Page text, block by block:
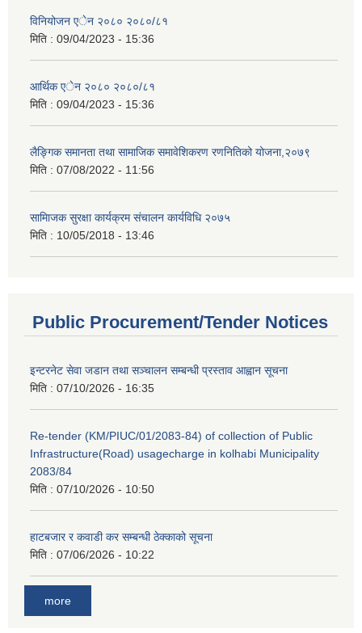
विनियोजन एेन २०८० २०८०/८१
मिति : 09/04/2023 - 15:36
आर्थिक एेन २०८० २०८०/८१
मिति : 09/04/2023 - 15:36
लैङ्गिक समानता तथा सामाजिक समावेशिकरण रणनितिको योजना,२०७९
मिति : 07/08/2022 - 11:56
सामािजक सुरक्षा कार्यक्रम संचालन कार्यविधि २०७५
मिति : 10/05/2018 - 13:46
Public Procurement/Tender Notices
इन्टरनेट सेवा जडान तथा सञ्चालन सम्बन्धी प्रस्ताव आह्वान सूचना
मिति : 07/10/2026 - 16:35
Re-tender (KM/PIUC/01/2083-84) of collection of Public
Infrastructure(Road) usagecharge in kolhabi Municipality
2083/84
मिति : 07/10/2026 - 10:50
हाटबजार र कवाडी कर सम्बन्धी ठेक्काको सूचना
मिति : 07/06/2026 - 10:22
more